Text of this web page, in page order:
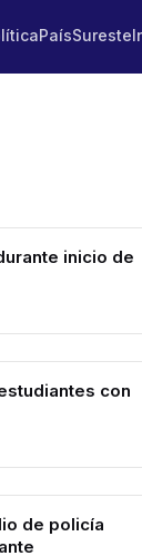
PaísSureste
inicio de
con
de policía